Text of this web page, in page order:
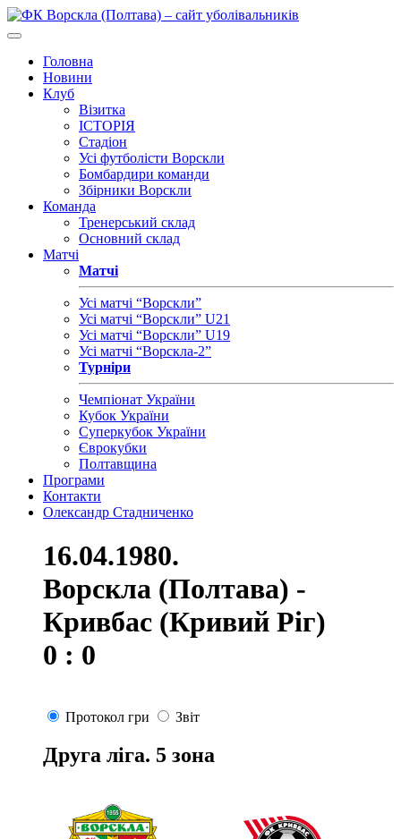
Головна
Новини
Клуб
Візитка
ІСТОРІЯ
Стадіон
Усі футболісти Ворскли
Бомбардири команди
Збірники Ворскли
Команда
Тренерський склад
Основний склад
Матчі
Матчі
Усі матчі “Ворскли”
Усі матчі “Ворскли” U21
Усі матчі “Ворскли” U19
Усі матчі “Ворскла-2”
Турніри
Чемпіонат України
Кубок України
Суперкубок України
Єврокубки
Полтавщина
Програми
Контакти
Олександр Стадниченко
16.04.1980.
Ворскла (Полтава) -
Кривбас (Кривий Ріг)
0 : 0
Протокол гри Звіт
Друга ліга. 5 зона